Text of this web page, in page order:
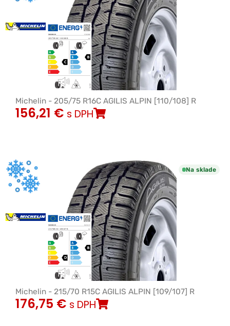
Michelin - 205/75 R16C AGILIS ALPIN [110/108] R
156,21 € s DPH
Na sklade
Michelin - 215/70 R15C AGILIS ALPIN [109/107] R
176,75 € s DPH